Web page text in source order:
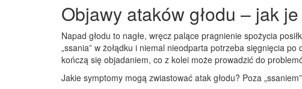
Objawy ataków głodu – jak
Napad głodu to nagłe, wręcz palące pragnienie spożycia
„ssania” w żołądku i niemal nieodparta potrzeba sięgnięcia
kończą się objadaniem, co z kolei może prowadzić do
Jakie symptomy mogą zwiastować atak głodu? Poza